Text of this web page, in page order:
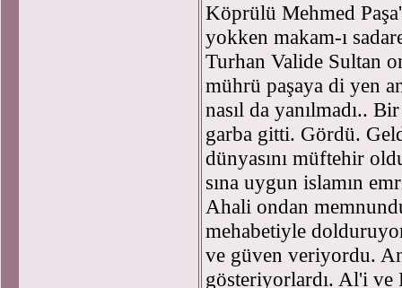
Köprülü Mehmed
yokken makam-ı
Turhan Valide Sultan
mührü paşaya di yen
nasıl da yanılmadı..
garba gitti. Gördü.
dünyasını müftehir
sına uygun islamın
Ahali ondan
mehabetiyle
ve güven veriyordu.
gösteriyorlardı. Al'i ve